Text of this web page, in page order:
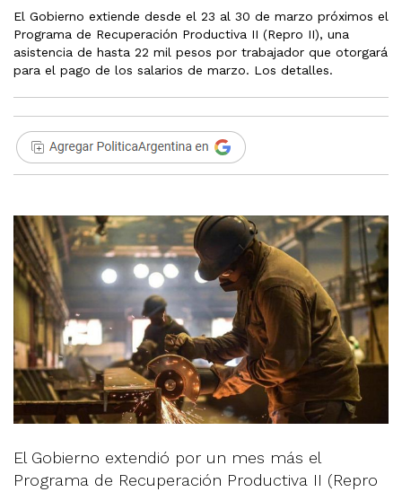
El Gobierno extiende desde el 23 al 30 de marzo próximos el
Programa de Recuperación Productiva II (Repro II), una
asistencia de hasta 22 mil pesos por trabajador que otorgará
para el pago de los salarios de marzo. Los detalles.
El Gobierno extendió por un mes más el
Programa de Recuperación Productiva II (Repro